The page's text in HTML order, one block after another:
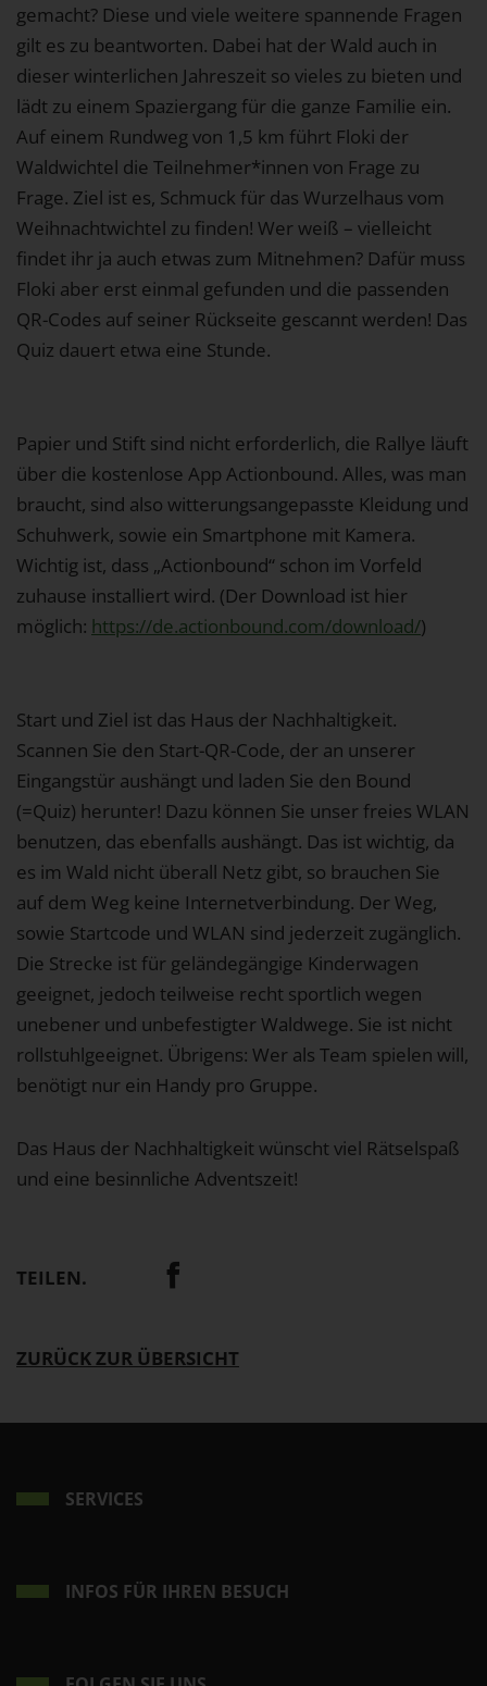
gemacht? Diese und viele weitere spannende Fragen
gilt es zu beantworten. Dabei hat der Wald auch in
dieser winterlichen Jahreszeit so vieles zu bieten und
lädt zu einem Spaziergang für die ganze Familie ein.
Auf einem Rundweg von 1,5 km führt Floki der
Waldwichtel die Teilnehmer*innen von Frage zu
Frage. Ziel ist es, Schmuck für das Wurzelhaus vom
Weihnachtwichtel zu finden! Wer weiß – vielleicht
findet ihr ja auch etwas zum Mitnehmen? Dafür muss
Floki aber erst einmal gefunden und die passenden
QR-Codes auf seiner Rückseite gescannt werden! Das
Quiz dauert etwa eine Stunde.
Papier und Stift sind nicht erforderlich, die Rallye läuft
über die kostenlose App Actionbound. Alles, was man
braucht, sind also witterungsangepasste Kleidung und
Schuhwerk, sowie ein Smartphone mit Kamera.
Wichtig ist, dass „Actionbound“ schon im Vorfeld
zuhause installiert wird. (Der Download ist hier
möglich: https://de.actionbound.com/download/)
Start und Ziel ist das Haus der Nachhaltigkeit.
Scannen Sie den Start-QR-Code, der an unserer
Eingangstür aushängt und laden Sie den Bound
(=Quiz) herunter! Dazu können Sie unser freies WLAN
benutzen, das ebenfalls aushängt. Das ist wichtig, da
es im Wald nicht überall Netz gibt, so brauchen Sie
auf dem Weg keine Internetverbindung. Der Weg,
sowie Startcode und WLAN sind jederzeit zugänglich.
Die Strecke ist für geländegängige Kinderwagen
geeignet, jedoch teilweise recht sportlich wegen
unebener und unbefestigter Waldwege. Sie ist nicht
rollstuhlgeeignet. Übrigens: Wer als Team spielen will,
benötigt nur ein Handy pro Gruppe.
Das Haus der Nachhaltigkeit wünscht viel Rätselspaß
und eine besinnliche Adventszeit!
TEILEN.
ZURÜCK ZUR ÜBERSICHT
SERVICES
INFOS FÜR IHREN BESUCH